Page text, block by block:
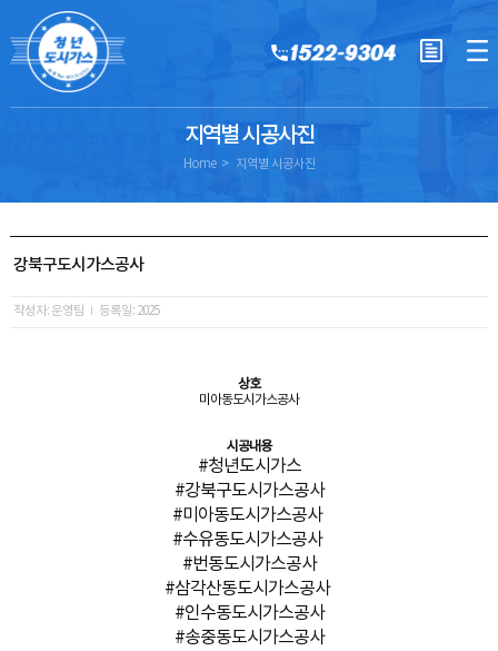
지역별 시공사진
Home 지역별 시공사진
강북구도시가스공사
작성자: 운영팀 등록일: 2025
상호
미아동도시가스공사
시공내용
#청년도시가스
#강북구도시가스공사
#미아동도시가스공사
#수유동도시가스공사
#번동도시가스공사
#삼각산동도시가스공사
#인수동도시가스공사
#송중동도시가스공사